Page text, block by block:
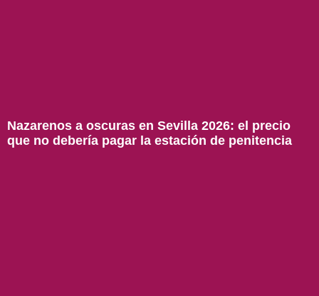
Nazarenos a oscuras en Sevilla 2026: el precio
que no debería pagar la estación de penitencia